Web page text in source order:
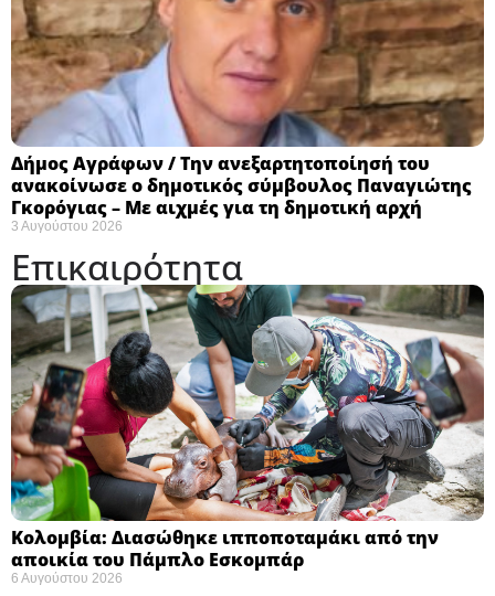
Δήμος Αγράφων / Την ανεξαρτητοποίησή του
ανακοίνωσε ο δημοτικός σύμβουλος Παναγιώτης
Γκορόγιας – Με αιχμές για τη δημοτική αρχή
3 Αυγούστου 2026
Επικαιρότητα
Κολομβία: Διασώθηκε ιπποποταμάκι από την
αποικία του Πάμπλο Εσκομπάρ ​
6 Αυγούστου 2026